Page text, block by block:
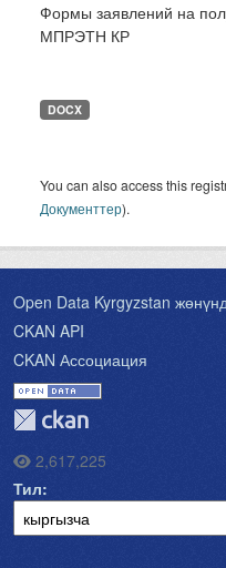
Формы заявлений на
МПРЭТН КР
DOCX
You can also access this
Документтер).
Open Data Kyrgyzstan
CKAN API
CKAN Ассоциация
2,617,225
Тил